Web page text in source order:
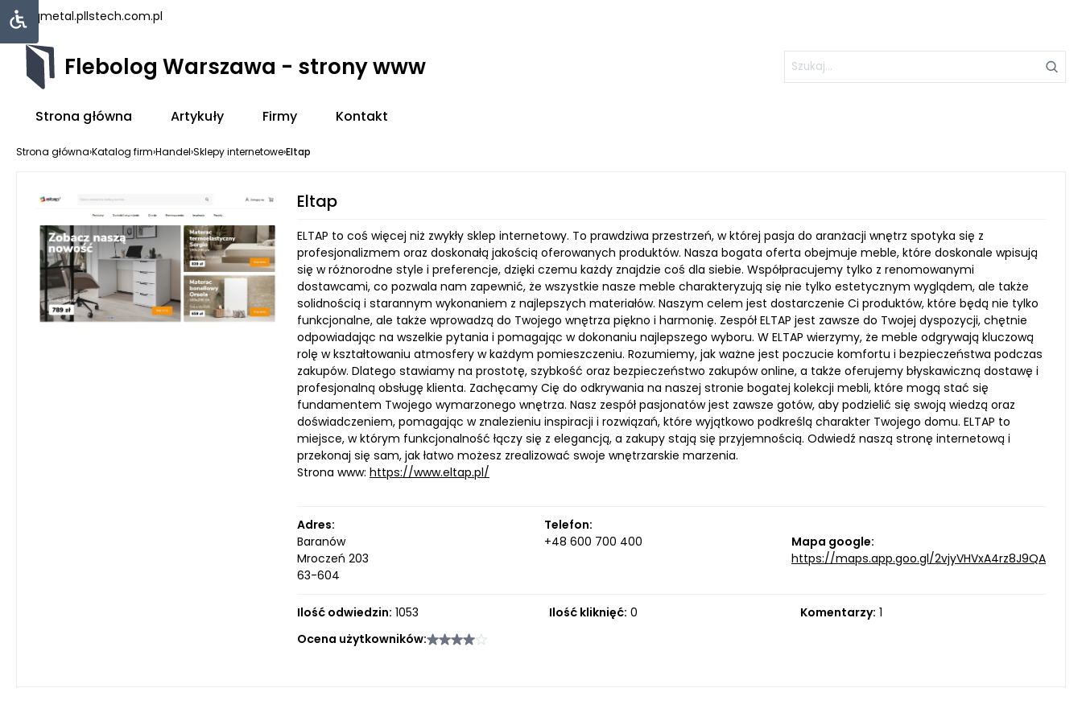
uniqmetal.pllstech.com.pl
Flebolog Warszawa - strony www
Strona główna Artykuły Firmy Kontakt
Strona główna›Katalog firm›Handel›Sklepy internetowe›Eltap
Eltap
ELTAP to coś więcej niż zwykły sklep internetowy. To prawdziwa przestrzeń, w której pasja do aranżacji wnętrz spotyka się z
profesjonalizmem oraz doskonałą jakością oferowanych produktów. Nasza bogata oferta obejmuje meble, które doskonale wpisują
się w różnorodne style i preferencje, dzięki czemu każdy znajdzie coś dla siebie. Współpracujemy tylko z renomowanymi
dostawcami, co pozwala nam zapewnić, że wszystkie nasze meble charakteryzują się nie tylko estetycznym wyglądem, ale także
solidnością i starannym wykonaniem z najlepszych materiałów. Naszym celem jest dostarczenie Ci produktów, które będą nie tylko
funkcjonalne, ale także wprowadzą do Twojego wnętrza piękno i harmonię. Zespół ELTAP jest zawsze do Twojej dyspozycji, chętnie
odpowiadając na wszelkie pytania i pomagając w dokonaniu najlepszego wyboru. W ELTAP wierzymy, że meble odgrywają kluczową
rolę w kształtowaniu atmosfery w każdym pomieszczeniu. Rozumiemy, jak ważne jest poczucie komfortu i bezpieczeństwa podczas
zakupów. Dlatego stawiamy na prostotę, szybkość oraz bezpieczeństwo zakupów online, a także oferujemy błyskawiczną dostawę i
profesjonalną obsługę klienta. Zachęcamy Cię do odkrywania na naszej stronie bogatej kolekcji mebli, które mogą stać się
fundamentem Twojego wymarzonego wnętrza. Nasz zespół pasjonatów jest zawsze gotów, aby podzielić się swoją wiedzą oraz
doświadczeniem, pomagając w znalezieniu inspiracji i rozwiązań, które wyjątkowo podkreślą charakter Twojego domu. ELTAP to
miejsce, w którym funkcjonalność łączy się z elegancją, a zakupy stają się przyjemnością. Odwiedź naszą stronę internetową i
przekonaj się sam, jak łatwo możesz zrealizować swoje wnętrzarskie marzenia.
Strona www: https://www.eltap.pl/
Adres:
Baranów
Mroczeń 203
63-604
Telefon:
+48 600 700 400
Mapa google:
https://maps.app.goo.gl/2vjyVHVxA4rz8J9QA
Ilość odwiedzin: 1053 Ilość kliknięć: 0 Komentarzy: 1
Ocena użytkowników: